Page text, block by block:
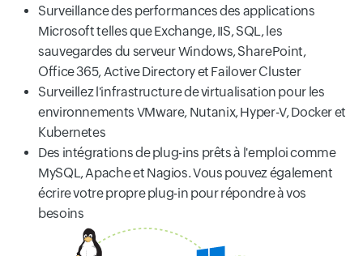
Surveillance des performances des applications
Microsoft telles que Exchange, IIS, SQL, les
sauvegardes du serveur Windows, SharePoint,
Office 365, Active Directory et Failover Cluster
Surveillez l'infrastructure de virtualisation pour les
environnements VMware, Nutanix, Hyper-V, Docker et
Kubernetes
Des intégrations de plug-ins prêts à l'emploi comme
MySQL, Apache et Nagios. Vous pouvez également
écrire votre propre plug-in pour répondre à vos
besoins